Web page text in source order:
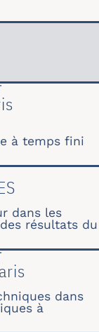
à temps fini
dans les
résultats du
dans
à